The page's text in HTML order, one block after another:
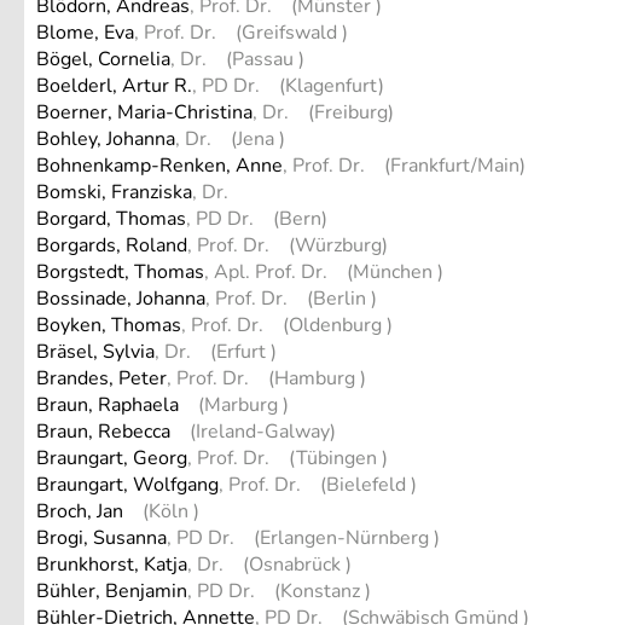
Blödorn, Andreas, Prof. Dr. (Münster )
Blome, Eva, Prof. Dr. (Greifswald )
Bögel, Cornelia, Dr. (Passau )
Boelderl, Artur R., PD Dr. (Klagenfurt)
Boerner, Maria-Christina, Dr. (Freiburg)
Bohley, Johanna, Dr. (Jena )
Bohnenkamp-Renken, Anne, Prof. Dr. (Frankfurt/Main)
Bomski, Franziska, Dr.
Borgard, Thomas, PD Dr. (Bern)
Borgards, Roland, Prof. Dr. (Würzburg)
Borgstedt, Thomas, Apl. Prof. Dr. (München )
Bossinade, Johanna, Prof. Dr. (Berlin )
Boyken, Thomas, Prof. Dr. (Oldenburg )
Bräsel, Sylvia, Dr. (Erfurt )
Brandes, Peter, Prof. Dr. (Hamburg )
Braun, Raphaela (Marburg )
Braun, Rebecca (Ireland-Galway)
Braungart, Georg, Prof. Dr. (Tübingen )
Braungart, Wolfgang, Prof. Dr. (Bielefeld )
Broch, Jan (Köln )
Brogi, Susanna, PD Dr. (Erlangen-Nürnberg )
Brunkhorst, Katja, Dr. (Osnabrück )
Bühler, Benjamin, PD Dr. (Konstanz )
Bühler-Dietrich, Annette, PD Dr. (Schwäbisch Gmünd )